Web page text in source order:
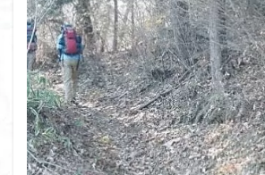
八十八か所巡り
八ヶ岳
兜造りの江戸時代後期の民家
兜山
信濃川上
佐野峠 佐野 佐
伊香保温泉
伊豆大島 黒ブナ
検索